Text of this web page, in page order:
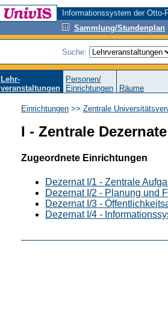
Informationssystem der
Sammlung/Stundenplan
Suche:
Lehr-
veranstaltungen
Personen/
Einrichtungen
Räume
Einrichtungen >> Zentrale
I - Zentrale Dezernate
Zugeordnete Einrichtungen
Dezernat I/1 - Zentrale
Dezernat I/2 - Planung und
Dezernat I/3 -
Dezernat I/4 -